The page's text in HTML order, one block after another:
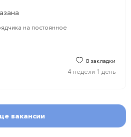
на постоянное
В закладки
4 недели 1 день
вакансии